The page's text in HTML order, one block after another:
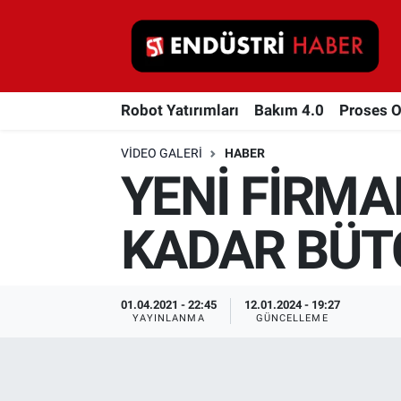
Robot Yatırımları Bakım 4.0 Proses
VIDEO GALERI HABER
YENİ
KADAR
01.04.2021 - 22:45
YAYINLANMA
12.01.2024 - 19:27
GÜNCELLEME
Robot Yatırımları
Proses Otomasyonu
Otomasyon
Depolama Çözümleri